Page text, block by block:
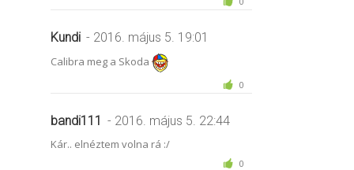
Kundi - 2016. május 5. 19:01
Calibra meg a Skoda
0
bandi111 - 2016. május 5. 22:44
Kár.. elnéztem volna rá :/
0